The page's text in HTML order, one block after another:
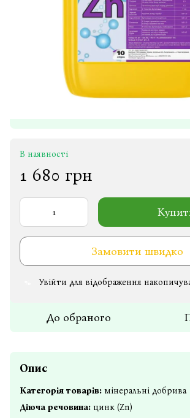
В наявності
1 680 грн
Замовити швидко
Увійти для відображення
До обраного
Опис
Категорія товарів: мінеральні добрива
Діюча речовина: цинк (Zn)